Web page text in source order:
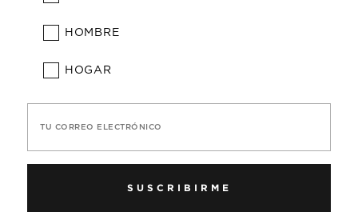
HOMBRE
HOGAR
TU CORREO ELECTRÓNICO
SUSCRIBIRME